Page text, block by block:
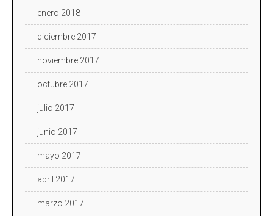
enero 2018
diciembre 2017
noviembre 2017
octubre 2017
julio 2017
junio 2017
mayo 2017
abril 2017
marzo 2017